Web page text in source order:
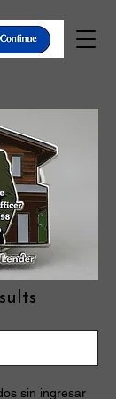
sin ingresar